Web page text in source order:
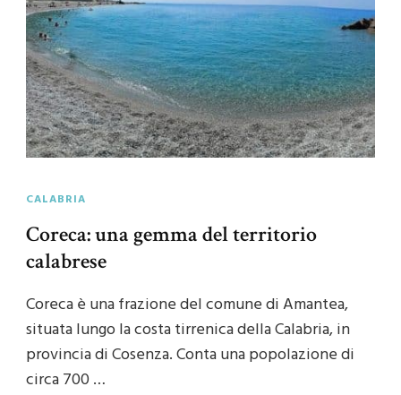
CALABRIA
Coreca: una gemma del territorio
calabrese
Coreca è una frazione del comune di Amantea,
situata lungo la costa tirrenica della Calabria, in
provincia di Cosenza. Conta una popolazione di
circa 700 …